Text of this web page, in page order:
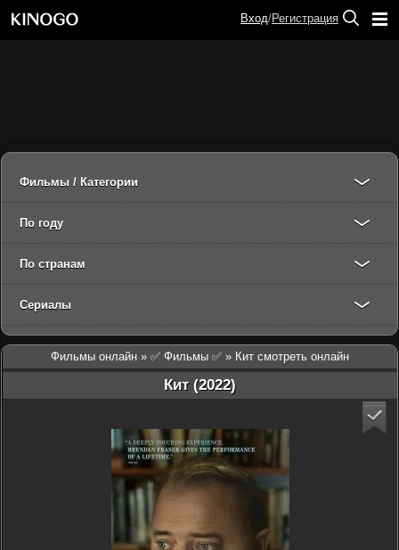
Фильмы / Категории
По году
По странам
Сериалы
Фильмы онлайн » ✅ Фильмы ✅ » Кит смотреть онлайн
Кит (2022)
Вход/Регистрация